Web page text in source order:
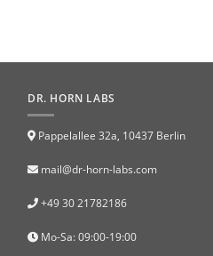
DR. HORN LABS
Pappelallee 32a, 10437 Berlin
mail@dr-horn-labs.com
+49 30 21782186
Mo-Sa: 09:00-19:00